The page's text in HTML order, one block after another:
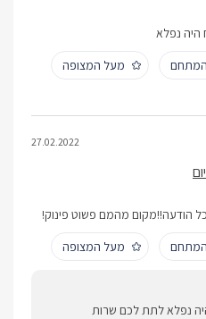
היה נפלא
המתחם
מעל המצופה
27.02.2022
הודעה!!מקום מהמם פשוט פינוק!
המתחם
מעל המצופה